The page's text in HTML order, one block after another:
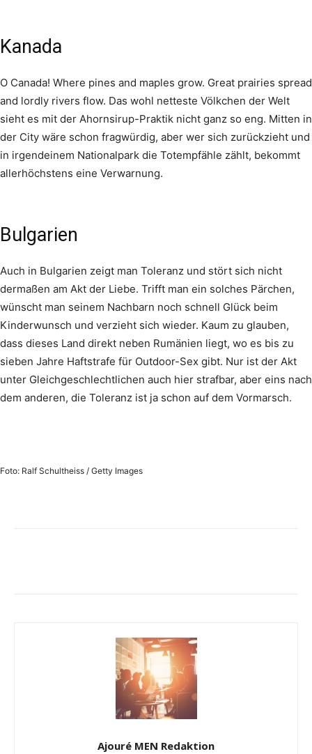
Kanada
O Canada! Where pines and maples grow. Great prairies spread
and lordly rivers flow. Das wohl netteste Völkchen der Welt
sieht es mit der Ahornsirup-Praktik nicht ganz so eng. Mitten in
der City wäre schon fragwürdig, aber wer sich zurückzieht und
in irgendeinem Nationalpark die Totempfähle zählt, bekommt
allerhöchstens eine Verwarnung.
Bulgarien
Auch in Bulgarien zeigt man Toleranz und stört sich nicht
dermaßen am Akt der Liebe. Trifft man ein solches Pärchen,
wünscht man seinem Nachbarn noch schnell Glück beim
Kinderwunsch und verzieht sich wieder. Kaum zu glauben,
dass dieses Land direkt neben Rumänien liegt, wo es bis zu
sieben Jahre Haftstrafe für Outdoor-Sex gibt. Nur ist der Akt
unter Gleichgeschlechtlichen auch hier strafbar, aber eins nach
dem anderen, die Toleranz ist ja schon auf dem Vormarsch.
Foto: Ralf Schultheiss / Getty Images
Ajouré MEN Redaktion